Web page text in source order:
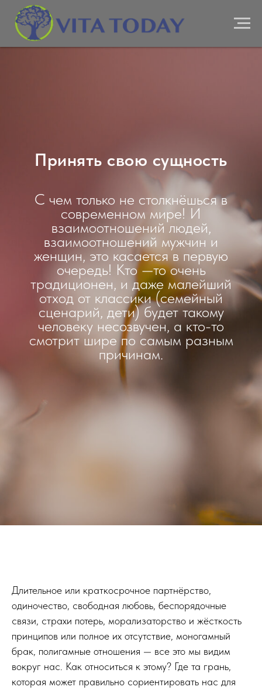
Принять свою сущность
С чем только не столкнёшься в
современном мире! И
взаимоотношений людей,
взаимоотношений мужчин и
женщин, это касается в первую
очередь! Кто —то очень
традиционен, и даже малейший
отход от классики (семейный
сценарий, дети) будет такому
человеку несозвучен, а кто-то
смотрит шире по самым разным
причинам.
Длительное или краткосрочное партнёрство,
одиночество, свободная любовь, беспорядочные
связи, страхи потерь, морализаторство и жёсткость
принципов или полное их отсутствие, моногамный
брак, полигамные отношения — все это мы видим
вокруг нас. Как относиться к этому? Где та грань,
которая может правильно сориентировать нас для